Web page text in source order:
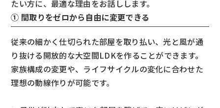
たい方に、最適な理由をお話しします。
① 間取りをゼロから自由に変更できる
従来の細かく仕切られた部屋を取り払い、光と風が通
り抜ける開放的な大空間LDKを作ることができます。
家族構成の変更や、ライフサイクルの変化に合わせた
理想の動線作りが可能です。